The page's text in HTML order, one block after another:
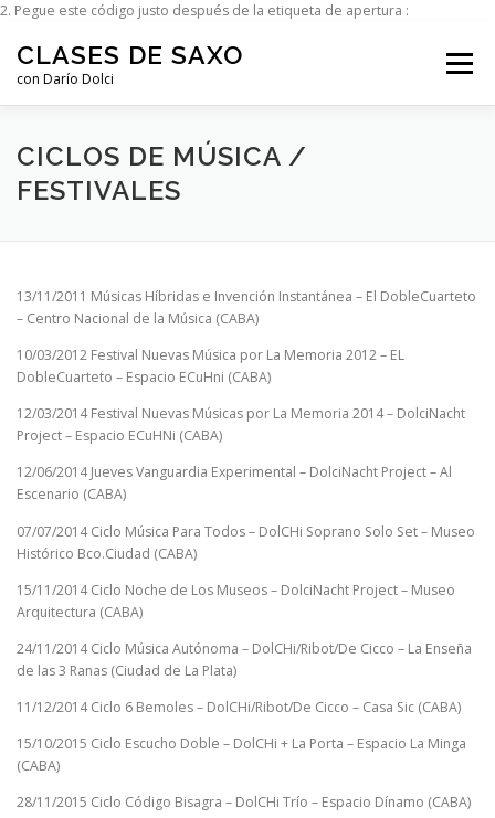
2.⁠ ⁠Pegue este código justo después de la etiqueta de apertura :
CLASES DE SAXO
con Darío Dolci
Menú
INICIO MI HISTORIA CICLOS DE MÚSICA
CONTACTO
CICLOS DE MÚSICA /
FESTIVALES
13/11/2011 Músicas Híbridas e Invención Instantánea – El DobleCuarteto
– Centro Nacional de la Música (CABA)
10/03/2012 Festival Nuevas Música por La Memoria 2012 – EL
DobleCuarteto – Espacio ECuHni (CABA)
12/03/2014 Festival Nuevas Músicas por La Memoria 2014 – DolciNacht
Project – Espacio ECuHNi (CABA)
12/06/2014 Jueves Vanguardia Experimental – DolciNacht Project – Al
Escenario (CABA)
07/07/2014 Ciclo Música Para Todos – DolCHi Soprano Solo Set – Museo
Histórico Bco.Ciudad (CABA)
15/11/2014 Ciclo Noche de Los Museos – DolciNacht Project – Museo
Arquitectura (CABA)
24/11/2014 Ciclo Música Autónoma – DolCHi/Ribot/De Cicco – La Enseña
de las 3 Ranas (Ciudad de La Plata)
11/12/2014 Ciclo 6 Bemoles – DolCHi/Ribot/De Cicco – Casa Sic (CABA)
15/10/2015 Ciclo Escucho Doble – DolCHi + La Porta – Espacio La Minga
(CABA)
28/11/2015 Ciclo Código Bisagra – DolCHi Trío – Espacio Dínamo (CABA)